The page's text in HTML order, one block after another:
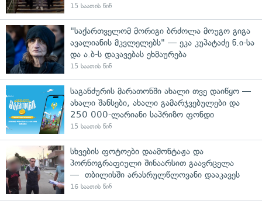
15 საათის წინ
"საქართველომ მორიგი ბრძოლა მოუგო გიგა
ავალიანის მკვლელებს" — ეკა კუპატაძე ნ.ი-სა
და ა.ბ-ს დაკავებას ეხმაურება
15 საათის წინ
საგანძურის მარათონში ახალი თვე დაიწყო —
ახალი შანსები, ახალი გამარჯვებულები და
250 000-ლარიანი საპრიზო ფონდი
15 საათის წინ
სხვების ფოტოები დაამონტაჟა და
პორნოგრაფიული შინაარსით გაავრცელა
— თბილისში არასრულწლოვანი დააკავეს
16 საათის წინ